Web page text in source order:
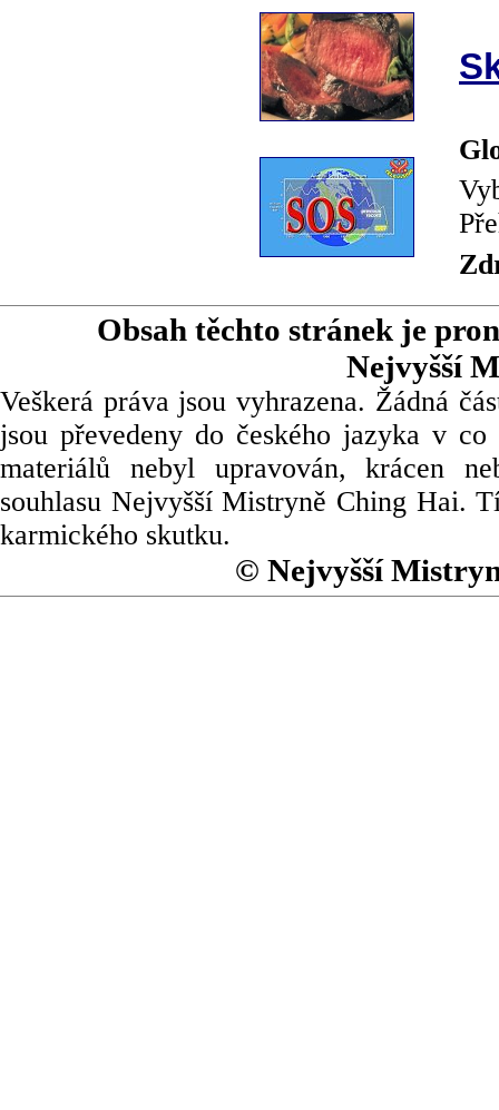
Obsah těchto stránek je
Nejvyšší
Veškerá práva jsou vyhrazena. Žádná
jsou převedeny do českého jazyka v
materiálů nebyl upravován, krácen
souhlasu Nejvyšší Mistryně Ching Hai.
karmického skutku.
© Nejvyšší